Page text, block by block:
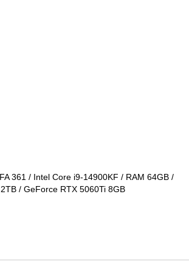
361 / Intel Core i9-14900KF / RAM 64GB /
SSD 500GB / HDD 2TB / GeForce RTX 5060Ti 8GB